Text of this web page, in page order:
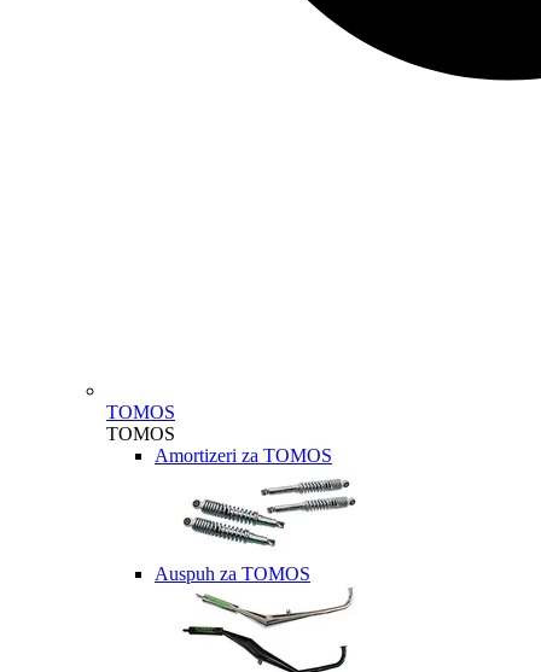
TOMOS
TOMOS
Amortizeri za TOMOS
Auspuh za TOMOS